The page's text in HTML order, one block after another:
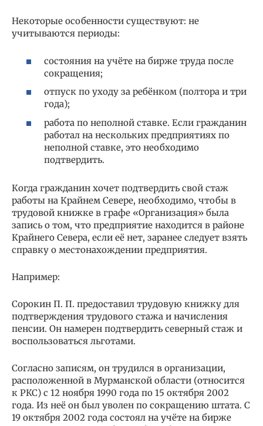
Некоторые особенности существуют: не
учитываются периоды:
состояния на учёте на бирже труда после
сокращения;
отпуск по уходу за ребёнком (полтора и три
года);
работа по неполной ставке. Если гражданин
работал на нескольких предприятиях по
неполной ставке, это необходимо
подтвердить.
Когда гражданин хочет подтвердить свой стаж
работы на Крайнем Севере, необходимо, чтобы в
трудовой книжке в графе «Организация» была
запись о том, что предприятие находится в районе
Крайнего Севера, если её нет, заранее следует взять
справку о местонахождении предприятия.
Например:
Сорокин П. П. предоставил трудовую книжку для
подтверждения трудового стажа и начисления
пенсии. Он намерен подтвердить северный стаж и
воспользоваться льготами.
Согласно записям, он трудился в организации,
расположенной в Мурманской области (относится
к РКС) с 12 ноября 1990 года по 15 октября 2002
года. Из неё он был уволен по сокращению штата. С
19 октября 2002 года состоял на учёте на бирже